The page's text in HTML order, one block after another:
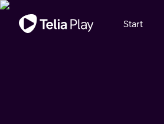
Viktigt meddelande
Start